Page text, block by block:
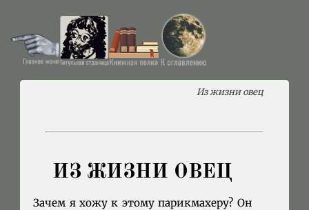
Из жизни овец
ИЗ ЖИЗНИ ОВЕЦ
Зачем я хожу к этому парикмахеру? Он